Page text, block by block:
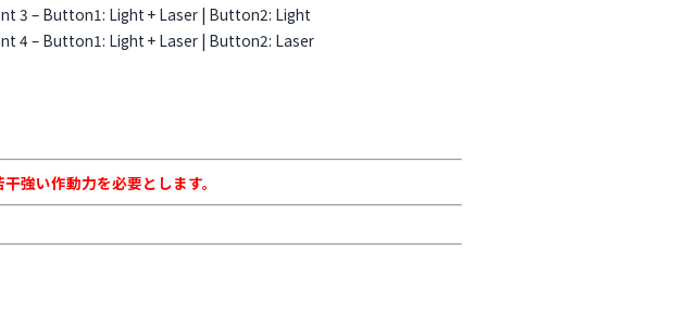
3 – Button1: Light + Laser | Button2: Light
4 – Button1: Light + Laser | Button2: Laser
強い作動力を必要とします。